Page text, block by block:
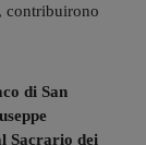
contribuirono
di San
Sacrario dei